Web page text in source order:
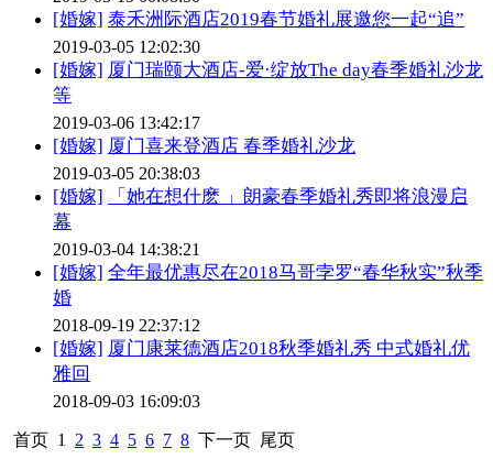
[婚嫁] 泰禾洲际酒店2019春节婚礼展邀您一起“追”
2019-03-05 12:02:30
[婚嫁] 厦门瑞颐大酒店-爱·绽放The day春季婚礼沙龙
等
2019-03-06 13:42:17
[婚嫁] 厦门喜来登酒店 春季婚礼沙龙
2019-03-05 20:38:03
[婚嫁]
「她在想什麽 」朗豪春季婚礼秀即将浪漫启
幕
2019-03-04 14:38:21
[婚嫁] 全年最优惠尽在2018马哥孛罗“春华秋实”秋季
婚
2018-09-19 22:37:12
[婚嫁] 厦门康莱德酒店2018秋季婚礼秀 中式婚礼优
雅回
2018-09-03 16:09:03
首页 1 2 3 4 5 6 7 8 下一页 尾页